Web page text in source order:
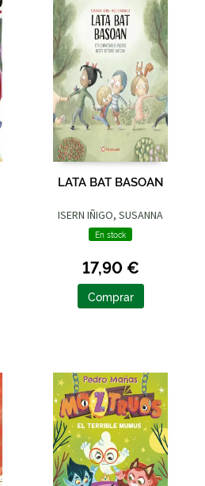
LATA BAT BASOAN
ISERN IÑIGO, SUSANNA
En stock
17,90 €
Comprar